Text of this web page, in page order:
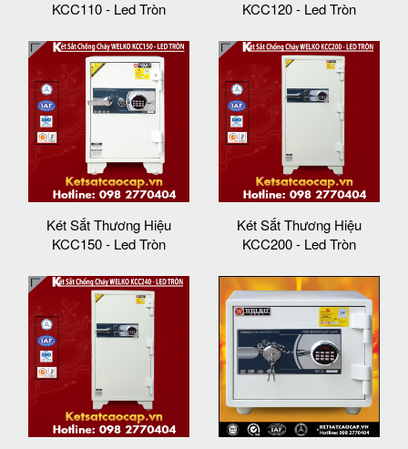
KCC110 - Led Tròn
KCC120 - Led Tròn
Két Sắt Thương Hiệu
KCC150 - Led Tròn
Két Sắt Thương Hiệu
KCC200 - Led Tròn